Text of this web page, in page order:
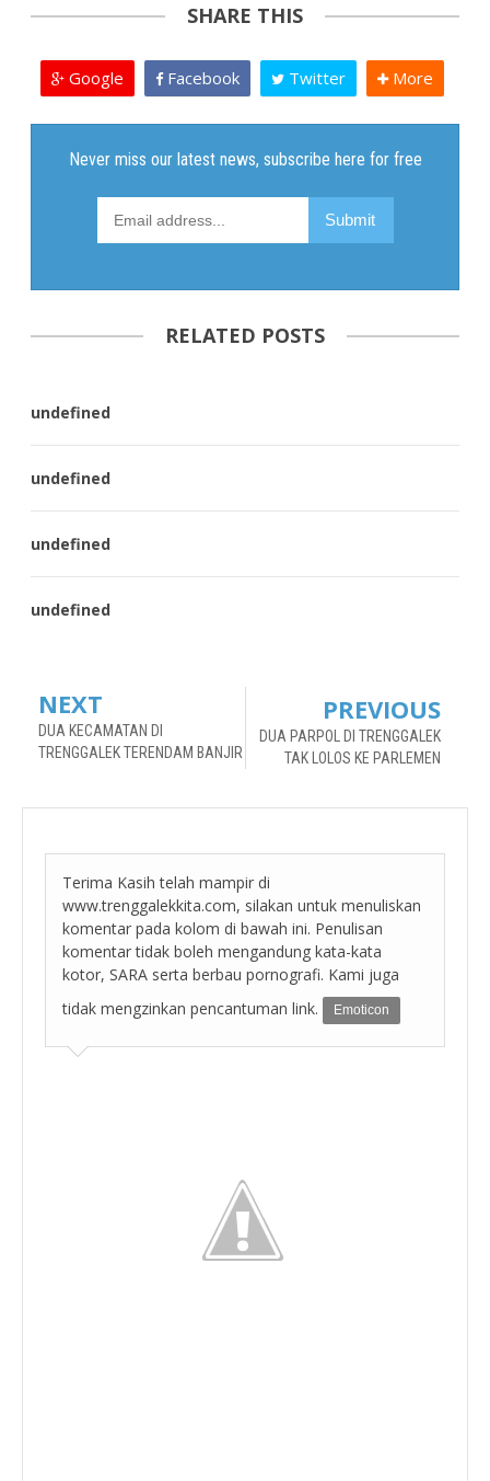
SHARE THIS
Google Facebook Twitter More
RELATED POSTS
undefined
undefined
undefined
undefined
NEXT
DUA KECAMATAN DI
TRENGGALEK TERENDAM BANJIR
PREVIOUS
DUA PARPOL DI TRENGGALEK
TAK LOLOS KE PARLEMEN
Terima Kasih telah mampir di
www.trenggalekkita.com, silakan untuk menuliskan
komentar pada kolom di bawah ini. Penulisan
komentar tidak boleh mengandung kata-kata
kotor, SARA serta berbau pornografi. Kami juga
tidak mengzinkan pencantuman link.
Emoticon